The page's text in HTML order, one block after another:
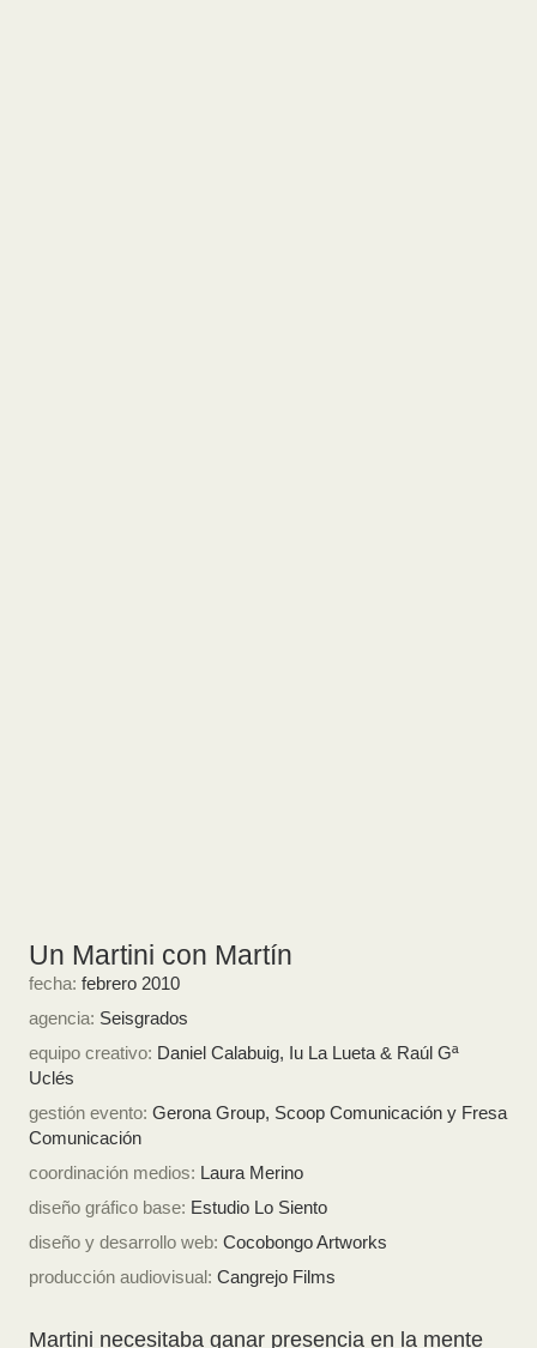
Un Martini con Martín
fecha: febrero 2010
agencia: Seisgrados
equipo creativo: Daniel Calabuig, Iu La Lueta & Raúl Gª
Uclés
gestión evento: Gerona Group, Scoop Comunicación y Fresa
Comunicación
coordinación medios: Laura Merino
diseño gráfico base: Estudio Lo Siento
diseño y desarrollo web: Cocobongo Artworks
producción audiovisual: Cangrejo Films
Martini necesitaba ganar presencia en la mente